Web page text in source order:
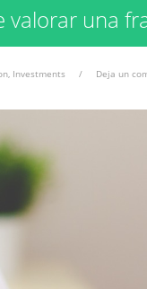
valorar una
, Investments / Deja un